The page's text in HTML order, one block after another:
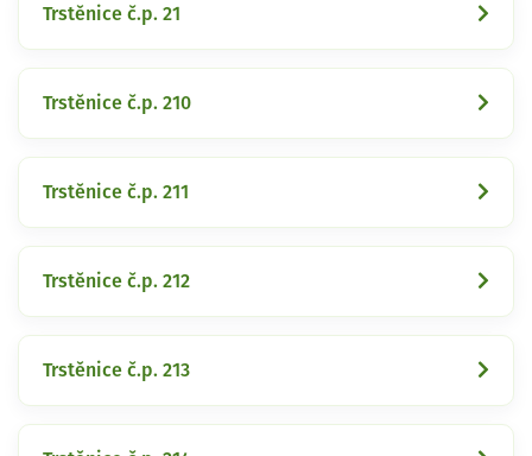
Trstěnice č.p. 21
Trstěnice č.p. 210
Trstěnice č.p. 211
Trstěnice č.p. 212
Trstěnice č.p. 213